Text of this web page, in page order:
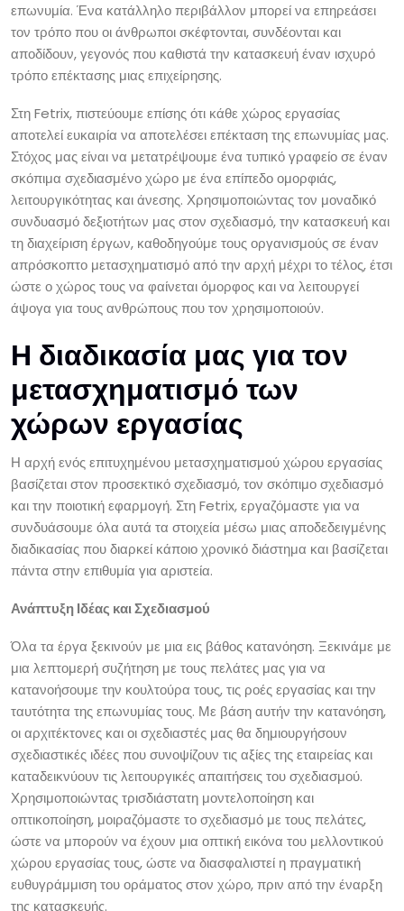
επωνυμία. Ένα κατάλληλο περιβάλλον μπορεί να επηρεάσει
τον τρόπο που οι άνθρωποι σκέφτονται, συνδέονται και
αποδίδουν, γεγονός που καθιστά την κατασκευή έναν ισχυρό
τρόπο επέκτασης μιας επιχείρησης.
Στη Fetrix, πιστεύουμε επίσης ότι κάθε χώρος εργασίας
αποτελεί ευκαιρία να αποτελέσει επέκταση της επωνυμίας μας.
Στόχος μας είναι να μετατρέψουμε ένα τυπικό γραφείο σε έναν
σκόπιμα σχεδιασμένο χώρο με ένα επίπεδο ομορφιάς,
λειτουργικότητας και άνεσης. Χρησιμοποιώντας τον μοναδικό
συνδυασμό δεξιοτήτων μας στον σχεδιασμό, την κατασκευή και
τη διαχείριση έργων, καθοδηγούμε τους οργανισμούς σε έναν
απρόσκοπτο μετασχηματισμό από την αρχή μέχρι το τέλος, έτσι
ώστε ο χώρος τους να φαίνεται όμορφος και να λειτουργεί
άψογα για τους ανθρώπους που τον χρησιμοποιούν.
Η διαδικασία μας για τον
μετασχηματισμό των
χώρων εργασίας
Η αρχή ενός επιτυχημένου μετασχηματισμού χώρου εργασίας
βασίζεται στον προσεκτικό σχεδιασμό, τον σκόπιμο σχεδιασμό
και την ποιοτική εφαρμογή. Στη Fetrix, εργαζόμαστε για να
συνδυάσουμε όλα αυτά τα στοιχεία μέσω μιας αποδεδειγμένης
διαδικασίας που διαρκεί κάποιο χρονικό διάστημα και βασίζεται
πάντα στην επιθυμία για αριστεία.
Ανάπτυξη Ιδέας και Σχεδιασμού
Όλα τα έργα ξεκινούν με μια εις βάθος κατανόηση. Ξεκινάμε με
μια λεπτομερή συζήτηση με τους πελάτες μας για να
κατανοήσουμε την κουλτούρα τους, τις ροές εργασίας και την
ταυτότητα της επωνυμίας τους. Με βάση αυτήν την κατανόηση,
οι αρχιτέκτονες και οι σχεδιαστές μας θα δημιουργήσουν
σχεδιαστικές ιδέες που συνοψίζουν τις αξίες της εταιρείας και
καταδεικνύουν τις λειτουργικές απαιτήσεις του σχεδιασμού.
Χρησιμοποιώντας τρισδιάστατη μοντελοποίηση και
οπτικοποίηση, μοιραζόμαστε το σχεδιασμό με τους πελάτες,
ώστε να μπορούν να έχουν μια οπτική εικόνα του μελλοντικού
χώρου εργασίας τους, ώστε να διασφαλιστεί η πραγματική
ευθυγράμμιση του οράματος στον χώρο, πριν από την έναρξη
της κατασκευής.